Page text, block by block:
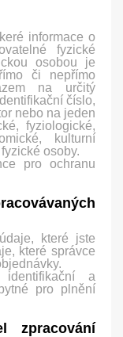
informace o
fyzické
osobou je
či nepřímo
na určitý
číslo,
nebo na jeden
fyziologické,
kulturní
osoby.
pro ochranu
které jste
které správce
identifikační a
pro plnění
zpracování